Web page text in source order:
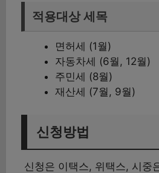
적용대상 세목
면허세 (1월)
자동차세 (6월, 12월)
주민세 (8월)
재산세 (7월, 9월)
신청방법
신청은 이택스, 위택스, 시중